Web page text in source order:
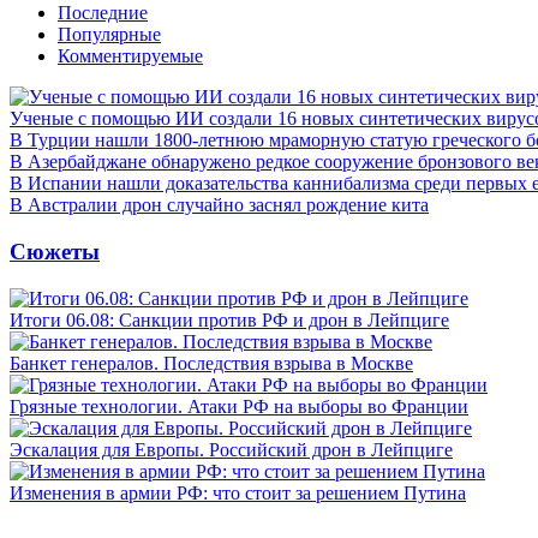
Последние
Популярные
Комментируемые
Ученые с помощью ИИ создали 16 новых синтетических
В Турции нашли 1800-летнюю мраморную статую греческого
В Азербайджане обнаружено редкое сооружение бронзового
В Испании нашли доказательства каннибализма среди первых
В Австралии дрон случайно заснял рождение кита
Сюжеты
Итоги 06.08: Санкции против РФ и дрон в Лейпциге
Банкет генералов. Последствия взрыва в Москве
Грязные технологии. Атаки РФ на выборы во Франции
Эскалация для Европы. Российский дрон в Лейпциге
Изменения в армии РФ: что стоит за решением Путина